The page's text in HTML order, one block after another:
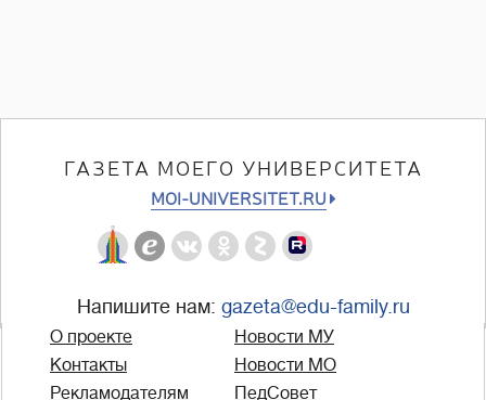
ГАЗЕТА МОЕГО УНИВЕРСИТЕТА
MOI-UNIVERSITET.RU
Напишите нам: gazeta@edu-family.ru
О проекте
Контакты
Рекламодателям
Новости МУ
Новости МО
ПедСовет